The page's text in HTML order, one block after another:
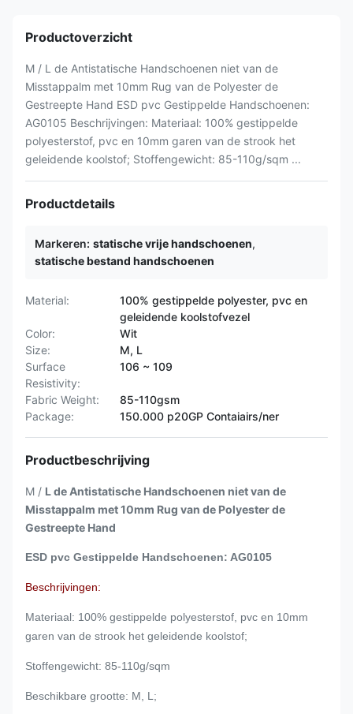
Productoverzicht
M / L de Antistatische Handschoenen niet van de
Misstappalm met 10mm Rug van de Polyester de
Gestreepte Hand ESD pvc Gestippelde Handschoenen:
AG0105 Beschrijvingen: Materiaal: 100% gestippelde
polyesterstof, pvc en 10mm garen van de strook het
geleidende koolstof; Stoffengewicht: 85-110g/sqm ...
Productdetails
Markeren: statische vrije handschoenen,
statische bestand handschoenen
Material:
100% gestippelde polyester, pvc en
geleidende koolstofvezel
Color:
Wit
Size:
M, L
Surface
Resistivity:
106 ~ 109
Fabric Weight:
85-110gsm
Package:
150.000 p20GP Contaiairs/ner
Productbeschrijving
M / L de Antistatische Handschoenen niet van de
Misstappalm met 10mm Rug van de Polyester de
Gestreepte Hand
ESD pvc Gestippelde Handschoenen: AG0105
Beschrijvingen:
Materiaal: 100% gestippelde polyesterstof, pvc en 10mm
garen van de strook het geleidende koolstof;
Stoffengewicht: 85-110g/sqm
Beschikbare grootte: M, L;